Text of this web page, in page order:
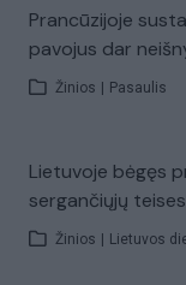
Prancūzijoje
pavojus dar
Žinios Pasaulis
Lietuvoje bėgęs
sergančiųjų teises
Žinios Lietuvos